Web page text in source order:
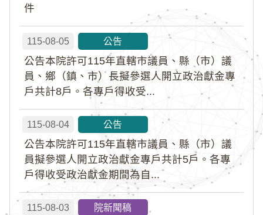
件
115-08-05 公告
公告本院許可115年直轄市議員、縣（市）議
員、鄉（鎮、市）長擬參選人開立政治獻金專
戶共計8戶。各專戶得收受...
115-08-04 公告
公告本院許可115年直轄市議員、縣（市）議
員擬參選人開立政治獻金專戶共計5戶。各專
戶得收受政治獻金期間為自...
115-08-03 院新聞稿